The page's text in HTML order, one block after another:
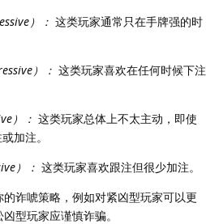
）： 这类玩家通常只在手牌强的时
）： 这类玩家喜欢在任何时候下注
）： 这类玩家总体上不太主动，即使
加注。
）： 这类玩家喜欢跟注但很少加注。
诈唬策略，例如对紧凶型玩家可以更
型玩家应谨慎诈骗。